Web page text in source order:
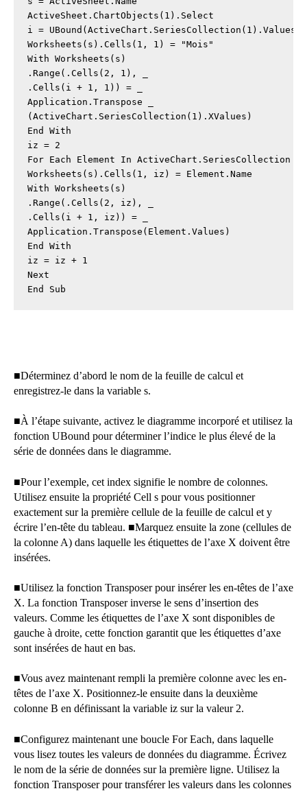
ActiveSheet.ChartObjects(1).Select
i = UBound(ActiveChart.SeriesCollection(1).Values)
Worksheets(s).Cells(1, 1) = "Mois"
With Worksheets(s)
.Range(.Cells(2, 1), _
.Cells(i + 1, 1)) = _
Application.Transpose _
(ActiveChart.SeriesCollection(1).XValues)
End With
iz = 2
For Each Element In ActiveChart.SeriesCollection
Worksheets(s).Cells(1, iz) = Element.Name
With Worksheets(s)
.Range(.Cells(2, iz), _
.Cells(i + 1, iz)) = _
Application.Transpose(Element.Values)
End With
iz = iz + 1
Next
End Sub
■Déterminez d’abord le nom de la feuille de calcul et
enregistrez-le dans la variable s.
■À l’étape suivante, activez le diagramme incorporé et utilisez la
fonction UBound pour déterminer l’indice le plus élevé de la
série de données dans le diagramme.
■Pour l’exemple, cet index signifie le nombre de colonnes.
Utilisez ensuite la propriété Cell s pour vous positionner
exactement sur la première cellule de la feuille de calcul et y
écrire l’en-tête du tableau. ■Marquez ensuite la zone (cellules de
la colonne A) dans laquelle les étiquettes de l’axe X doivent être
insérées.
■Utilisez la fonction Transposer pour insérer les en-têtes de l’axe
X. La fonction Transposer inverse le sens d’insertion des
valeurs. Comme les étiquettes de l’axe X sont disponibles de
gauche à droite, cette fonction garantit que les étiquettes d’axe
sont insérées de haut en bas.
■Vous avez maintenant rempli la première colonne avec les en-
têtes de l’axe X. Positionnez-le ensuite dans la deuxième
colonne B en définissant la variable iz sur la valeur 2.
■Configurez maintenant une boucle For Each, dans laquelle
vous lisez toutes les valeurs de données du diagramme. Écrivez
le nom de la série de données sur la première ligne. Utilisez la
fonction Transposer pour transférer les valeurs dans les colonnes